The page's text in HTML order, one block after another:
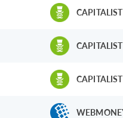
CAPITALIST
CAPITALIST
CAPITALIST